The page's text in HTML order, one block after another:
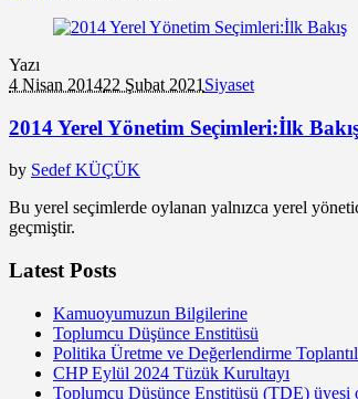
Yazı
4 Nisan 201422 Şubat 2021 Siyaset
2014 Yerel Yönetim Seçimleri:İlk
by Sedef KÜÇÜK
Bu yerel seçimlerde oylanan yalnızca yerel
geçmiştir.
Latest Posts
Kamuoyumuzun Bilgilerine
Toplumcu Düşünce Enstitüsü
Politika Üretme ve Değerlendirme
CHP Eylül 2024 Tüzük Kurultayı
Toplumcu Düşünce Enstitüsü (TDE) üyesi